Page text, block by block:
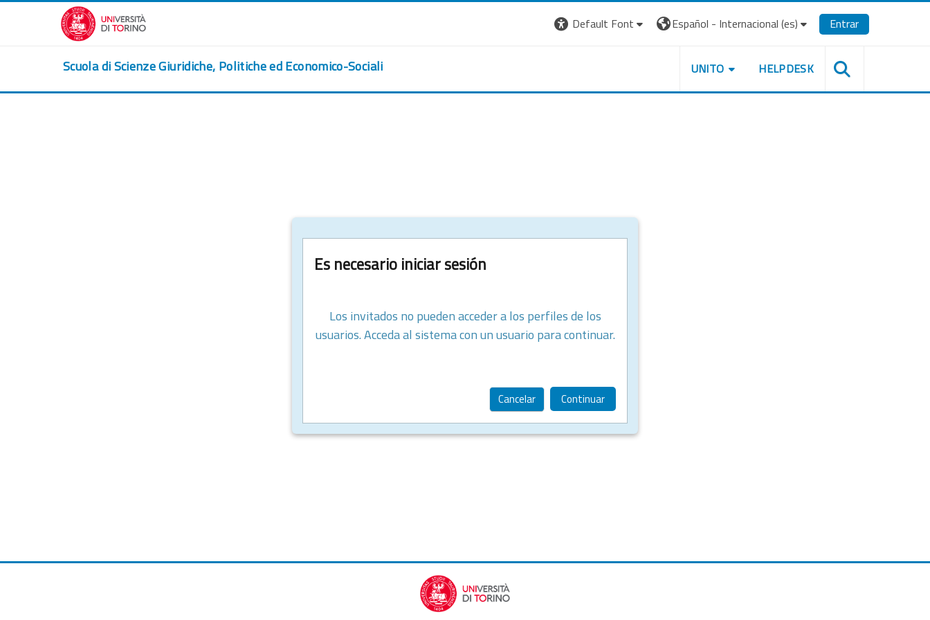
Salta al contenido principal
Default Font
Español - Internacional ‎(es)‎ Entrar
Scuola di Scienze Giuridiche, Politiche ed Economico-Sociali UNITO HELPDESK
Es necesario iniciar sesión
Los invitados no pueden acceder a los perfiles de los
usuarios. Acceda al sistema con un usuario para continuar.
Cancelar Continuar